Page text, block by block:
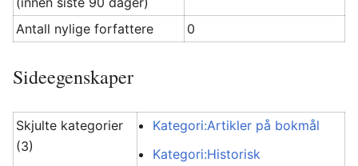
Antall nylige forfattere 0
Sideegenskaper
Skjulte kategorier
(3)
Kategori:Artikler på bokmål
Kategori:Historisk